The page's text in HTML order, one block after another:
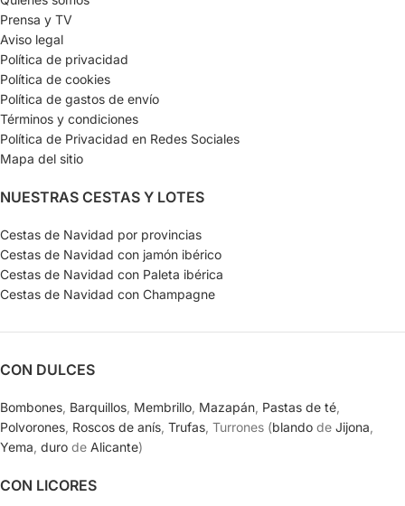
Prensa y TV
Aviso legal
Política de privacidad
Política de cookies
Política de gastos de envío
Términos y condiciones
Política de Privacidad en Redes Sociales
Mapa del sitio
NUESTRAS CESTAS Y LOTES
Cestas de Navidad por provincias
Cestas de Navidad con jamón ibérico
Cestas de Navidad con Paleta ibérica
Cestas de Navidad con Champagne
CON DULCES
Bombones Barquillos Membrillo Mazapán Pastas de té
Polvorones Roscos de anís Trufas , Turrones (blando de Jijona
Yema duro de Alicante)
CON LICORES